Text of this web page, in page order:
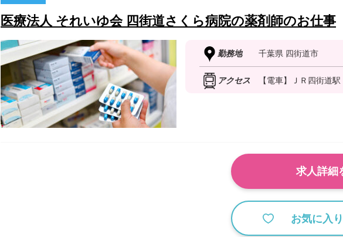
医療法人 それいゆ会 四街道さくら病院の薬剤師のお仕事
勤務地 千葉県 四街道市
アクセス 【電車】ＪＲ四街道駅
求人詳細
お気に入